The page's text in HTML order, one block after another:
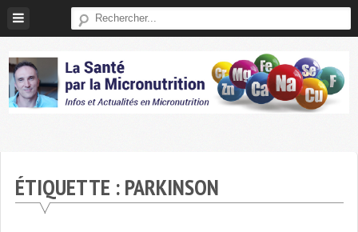
Skip
ÉTIQUETTE :PARKINSON